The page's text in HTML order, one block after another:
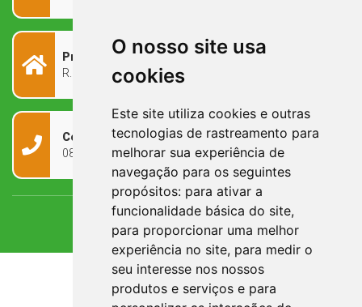
O nosso site usa
cookies
Este site utiliza cookies e outras
tecnologias de rastreamento para
melhorar sua experiência de
navegação para os seguintes
propósitos: para ativar a
funcionalidade básica do site,
para proporcionar uma melhor
experiência no site, para medir o
seu interesse nos nossos
produtos e serviços e para
Prefeitura Municipal
R. Rivadávia Corrêa, 858 - Centro - RS, 97573-010
Contato
0800 090 2050